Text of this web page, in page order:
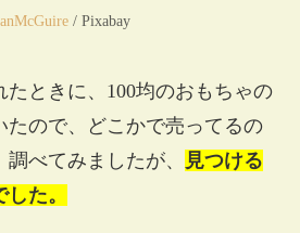
/ Pixabay
たときに、100均のおもちゃの
たので、どこかで売ってるの
べてみましたが、
見つける
た。